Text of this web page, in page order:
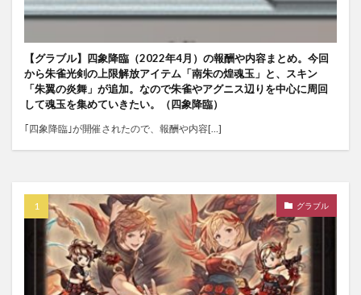
【グラブル】四象降臨（2022年4月）の報酬や内容まとめ。今回
から朱雀光剣の上限解放アイテム「南朱の煌魂玉」と、スキン
「朱翼の炎舞」が追加。なので朱雀やアグニス辺りを中心に周回
して魂玉を集めていきたい。（四象降臨）
｢四象降臨｣が開催されたので、報酬や内容[…]
グラブル